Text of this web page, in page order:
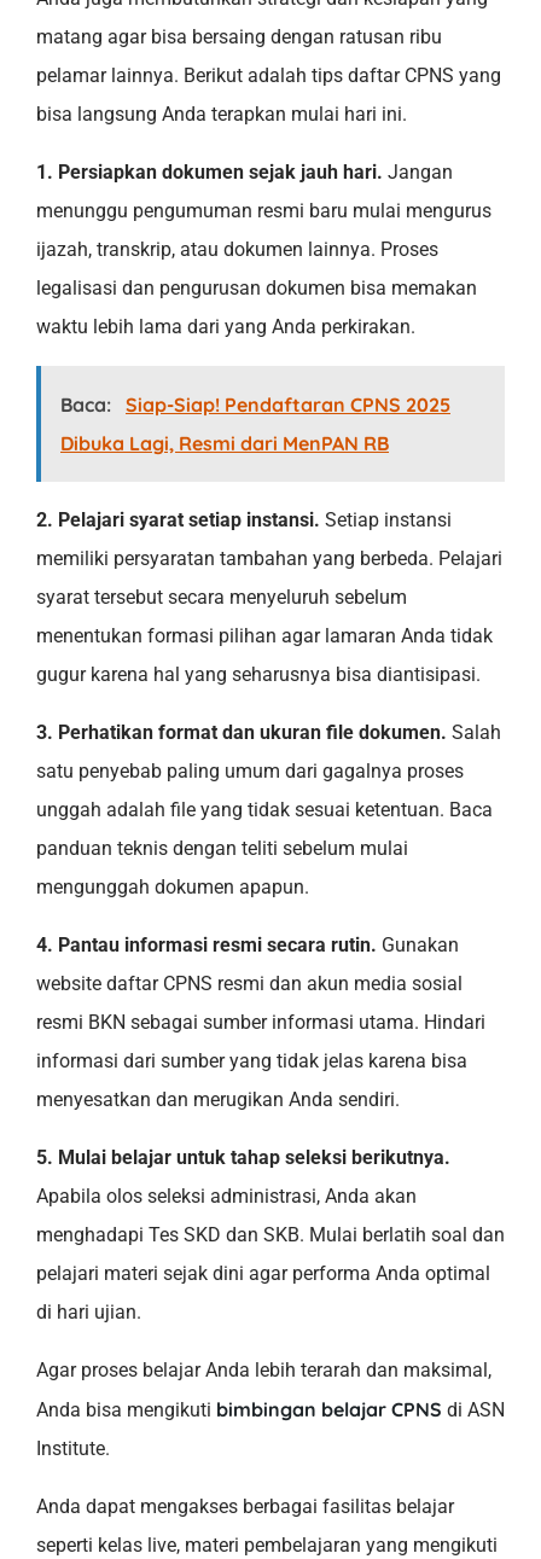
matang agar bisa bersaing dengan ratusan ribu
pelamar lainnya. Berikut adalah tips daftar CPNS yang
bisa langsung Anda terapkan mulai hari ini.
1. Persiapkan dokumen sejak jauh hari. Jangan
menunggu pengumuman resmi baru mulai mengurus
ijazah, transkrip, atau dokumen lainnya. Proses
legalisasi dan pengurusan dokumen bisa memakan
waktu lebih lama dari yang Anda perkirakan.
Baca: Siap-Siap! Pendaftaran CPNS 2025
Dibuka Lagi, Resmi dari MenPAN RB
2. Pelajari syarat setiap instansi. Setiap instansi
memiliki persyaratan tambahan yang berbeda. Pelajari
syarat tersebut secara menyeluruh sebelum
menentukan formasi pilihan agar lamaran Anda tidak
gugur karena hal yang seharusnya bisa diantisipasi.
3. Perhatikan format dan ukuran file dokumen. Salah
satu penyebab paling umum dari gagalnya proses
unggah adalah file yang tidak sesuai ketentuan. Baca
panduan teknis dengan teliti sebelum mulai
mengunggah dokumen apapun.
4. Pantau informasi resmi secara rutin. Gunakan
website daftar CPNS resmi dan akun media sosial
resmi BKN sebagai sumber informasi utama. Hindari
informasi dari sumber yang tidak jelas karena bisa
menyesatkan dan merugikan Anda sendiri.
5. Mulai belajar untuk tahap seleksi berikutnya.
Apabila olos seleksi administrasi, Anda akan
menghadapi Tes SKD dan SKB. Mulai berlatih soal dan
pelajari materi sejak dini agar performa Anda optimal
di hari ujian.
Agar proses belajar Anda lebih terarah dan maksimal,
Anda bisa mengikuti bimbingan belajar CPNS di ASN
Institute.
Anda dapat mengakses berbagai fasilitas belajar
seperti kelas live, materi pembelajaran yang mengikuti